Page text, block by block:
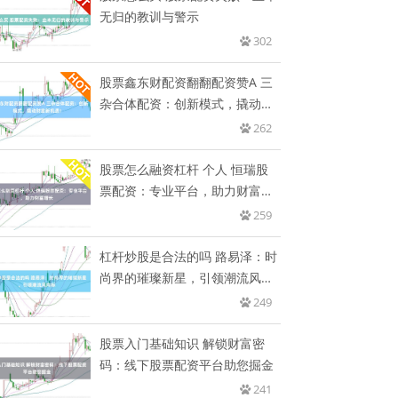
无归的教训与警示
302
股票鑫东财配资翻翻配资赞A 三
杂合体配资：创新模式，撬动财
262
股票怎么融资杠杆 个人 恒瑞股
票配资：专业平台，助力财富增
259
杠杆炒股是合法的吗 路易泽：时
尚界的璀璨新星，引领潮流风向
249
股票入门基础知识 解锁财富密
码：线下股票配资平台助您掘金
241